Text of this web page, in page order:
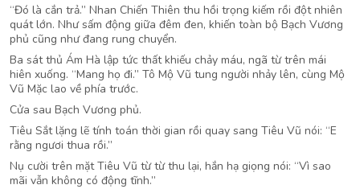
“Đó là cắn trả.” Nhan Chiến Thiên thu hồi trọng kiếm rồi đột nhiên
quát lớn. Như sấm động giữa đêm đen, khiến toàn bộ Bạch Vương
phủ cũng như đang rung chuyển.
Ba sát thủ Ám Hà lập tức thất khiếu chảy máu, ngã từ trên mái
hiên xuống. “Mang họ đi.” Tô Mộ Vũ tung người nhảy lên, cùng Mộ
Vũ Mặc lao về phía trước.
Cửa sau Bạch Vương phủ.
Tiêu Sắt lặng lẽ tính toán thời gian rồi quay sang Tiêu Vũ nói: “E
rằng ngươi thua rồi.”
Nụ cười trên mặt Tiêu Vũ từ từ thu lại, hắn hạ giọng nói: “Vì sao
mãi vẫn không có động tĩnh.”